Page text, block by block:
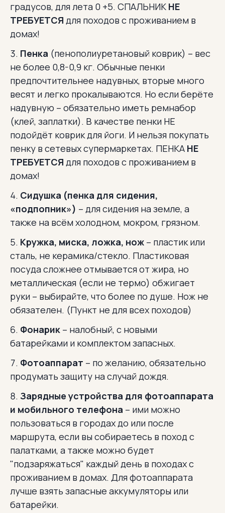
градусов, для лета 0 +5. СПАЛЬНИК НЕ
ТРЕБУЕТСЯ для походов с проживанием в
домах!
Пенка (пенополиуретановый коврик) – вес
не более 0,8-0,9 кг. Обычные пенки
предпочтительнее надувных, вторые много
весят и легко прокалываются. Но если берёте
надувную – обязательно иметь ремнабор
(клей, заплатки). В качестве пенки НЕ
подойдёт коврик для йоги. И нельзя покупать
пенку в сетевых супермаркетах. ПЕНКА НЕ
ТРЕБУЕТСЯ для походов с проживанием в
домах!
Сидушка (пенка для сидения,
«подпопник») – для сидения на земле, а
также на всём холодном, мокром, грязном.
Кружка, миска, ложка, нож – пластик или
сталь, не керамика/стекло. Пластиковая
посуда сложнее отмывается от жира, но
металлическая (если не термо) обжигает
руки – выбирайте, что более по душе. Нож не
обязателен. (Пункт не для всех походов)
Фонарик – налобный, с новыми
батарейками и комплектом запасных.
Фотоаппарат – по желанию, обязательно
продумать защиту на случай дождя.
Зарядные устройства для фотоаппарата
и мобильного телефона – ими можно
пользоваться в городах до или после
маршрута, если вы собираетесь в поход с
палатками, а также можно будет
"подзаряжаться" каждый день в походах с
проживанием в домах. Для фотоаппарата
лучше взять запасные аккумуляторы или
батарейки.